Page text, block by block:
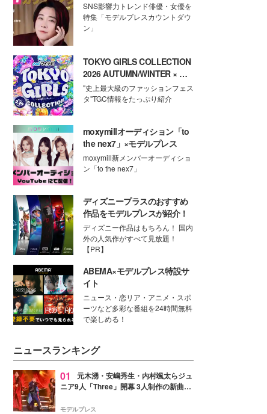
SNS影響力トレンド俳優・女優を
特集「モデルプレスカウントダウ
ン」
TOKYO GIRLS COLLECTION
2026 AUTUMN/WINTER × モ
デルプレス
"史上最大級のファッションフェス
タ"TGC情報をたっぷり紹介
moxymillオーディション「to
the nex7」×モデルプレス
moxymill新メンバーオーディショ
ン「to the nex7」
ディズニープラスのおすすめ
作品をモデルプレスが紹介！
ディズニー作品はもちろん！ 国内
外の人気作がすべて見放題！
【PR】
ABEMA×モデルプレス特設サ
イト
ニュース・恋リア・アニメ・スポ
ーツなど多彩な番組を24時間無料
で楽しめる！
ニュースランキング
01
元木湧・安嶋秀生・内村颯太らジュ
ニア9人「Three」開幕 3人制作の新曲＆
進んで夢を掴みたい」【ゲネプロレポ】
モデルプレス